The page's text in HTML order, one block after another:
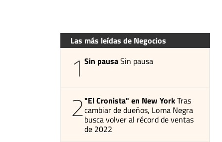
Las más leídas de Negocios
1 Sin pausaSin pausa
2"El Cronista" en New YorkTras
cambiar de dueños, Loma Negra
busca volver al récord de ventas
de 2022